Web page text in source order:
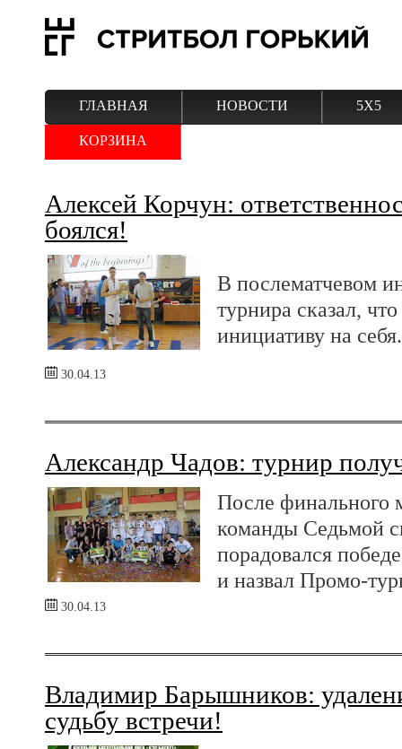
ГЛАВНАЯ НОВОСТИ 5Х5
КОРЗИНА
Алексей Корчун:
боялся!
В послематчевом
турнира сказал,
инициативу на себя.
30.04.13
Александр Чадов: турнир
После финального
команды Седьмой
порадовался
и назвал Промо-
30.04.13
Владимир Барышников:
судьбу встречи!